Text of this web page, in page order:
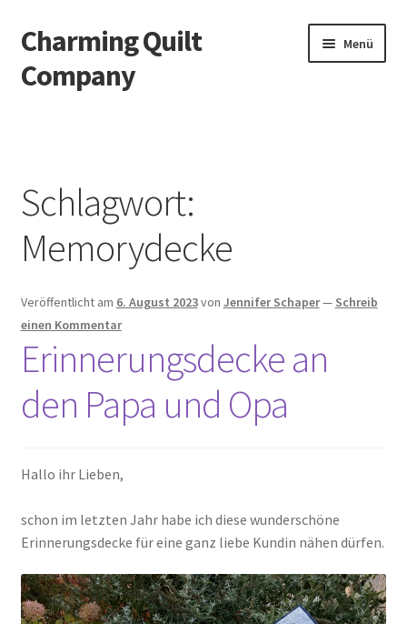
Zur
Navigation
springen
Zum
Inhalt
springen
Charming Quilt
Company
Menü
Blog
Datenschutzbelehrung
Datenschutzerklärung
Impressum
Impressum
Shop
Versandarten
Schlagwort:
Memorydecke
Veröffentlicht am 6. August 2023von Jennifer Schaper— Schreib
einen Kommentar
Erinnerungsdecke an
den Papa und Opa
Hallo ihr Lieben,
schon im letzten Jahr habe ich diese wunderschöne
Erinnerungsdecke für eine ganz liebe Kundin nähen dürfen.